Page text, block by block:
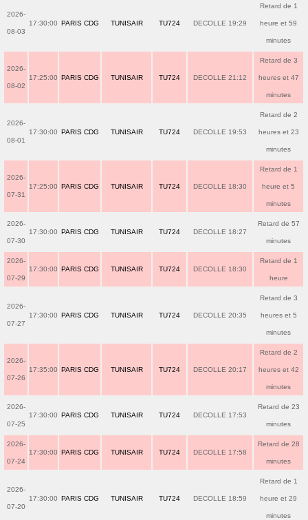
2026-
08-03
17:30:00 PARIS CDG TUNISAIR TU724 DECOLLE 19:29
Retard de 1
heure et 59
minutes
2026-
08-02
17:25:00 PARIS CDG TUNISAIR TU724 DECOLLE 21:12
Retard de 3
heures et 47
minutes
2026-
08-01
17:30:00 PARIS CDG TUNISAIR TU724 DECOLLE 19:53
Retard de 2
heures et 23
minutes
2026-
07-31
17:25:00 PARIS CDG TUNISAIR TU724 DECOLLE 18:30
Retard de 1
heure et 5
minutes
2026-
07-30
17:30:00 PARIS CDG TUNISAIR TU724 DECOLLE 18:27
Retard de 57
minutes
2026-
07-29
17:30:00 PARIS CDG TUNISAIR TU724 DECOLLE 18:30
Retard de 1
heure
2026-
07-27
17:30:00 PARIS CDG TUNISAIR TU724 DECOLLE 20:35
Retard de 3
heures et 5
minutes
2026-
07-26
17:35:00 PARIS CDG TUNISAIR TU724 DECOLLE 20:17
Retard de 2
heures et 42
minutes
2026-
07-25
17:30:00 PARIS CDG TUNISAIR TU724 DECOLLE 17:53
Retard de 23
minutes
2026-
07-24
17:30:00 PARIS CDG TUNISAIR TU724 DECOLLE 17:58
Retard de 28
minutes
2026-
07-20
17:30:00 PARIS CDG TUNISAIR TU724 DECOLLE 18:59
Retard de 1
heure et 29
minutes